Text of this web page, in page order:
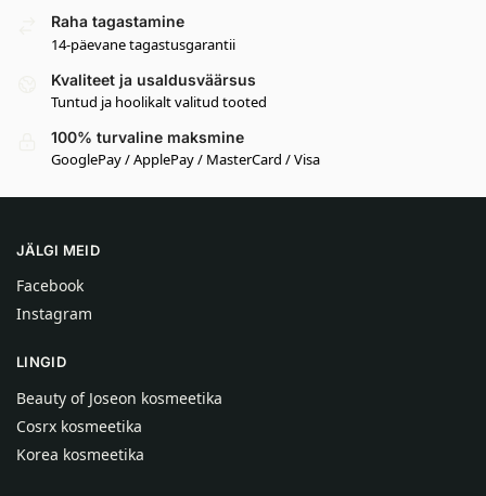
Raha tagastamine
14-päevane tagastusgarantii
Kvaliteet ja usaldusväärsus
Tuntud ja hoolikalt valitud tooted
100% turvaline maksmine
GooglePay / ApplePay / MasterCard / Visa
JÄLGI MEID
Facebook
Instagram
LINGID
Beauty of Joseon kosmeetika
Cosrx kosmeetika
Korea kosmeetika